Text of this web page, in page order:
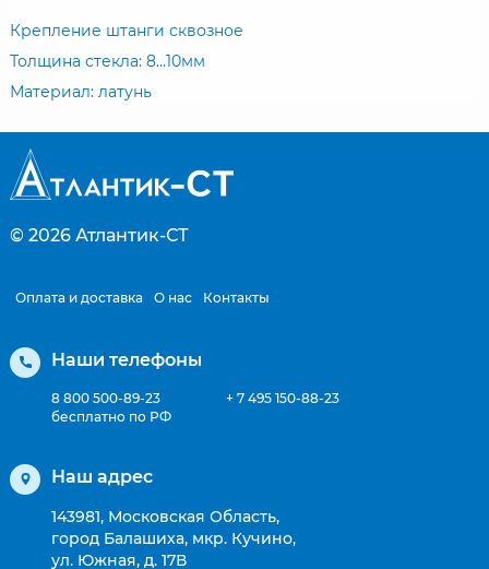
Крепление штанги сквозное
Толщина стекла: 8...10мм
Материал: латунь
© 2026 Атлантик-СТ
Оплата и доставка О нас Контакты
Наши телефоны
8 800 500-89-23
бесплатно по РФ
+ 7 495 150-88-23
Наш адрес
143981, Московская Область,
город Балашиха, мкр. Кучино,
ул. Южная, д. 17В